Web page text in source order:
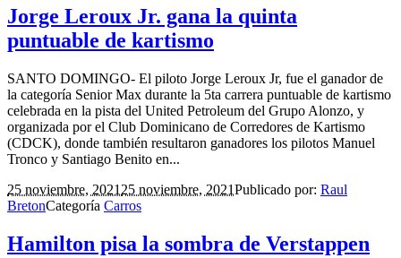
Jorge Leroux Jr. gana la quinta
puntuable de kartismo
SANTO DOMINGO- El piloto Jorge Leroux Jr, fue el ganador de
la categoría Senior Max durante la 5ta carrera puntuable de kartismo
celebrada en la pista del United Petroleum del Grupo Alonzo, y
organizada por el Club Dominicano de Corredores de Kartismo
(CDCK), donde también resultaron ganadores los pilotos Manuel
Tronco y Santiago Benito en...
25 noviembre, 2021 25 noviembre, 2021Publicado por: Raul
BretonCategoría Carros
Hamilton pisa la sombra de Verstappen